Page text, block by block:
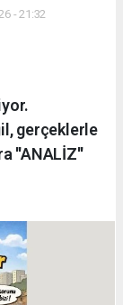
- 21:32
gerçeklerle
''ANALİZ''